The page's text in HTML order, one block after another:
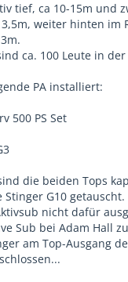
tief, ca 10-15m und
weiter hinten im
ca. 100 Leute in der
PA installiert:
500 PS Set
die beiden Tops
G10
nicht dafür
Sub bei Adam Hall
am Top-Ausgang